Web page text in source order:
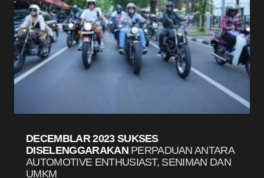
DECEMBLAR 2023 SUKSES
DISELENGGARAKAN PERPADUAN ANTARA
AUTOMOTIVE ENTHUSIAST, SENIMAN DAN
UMKM